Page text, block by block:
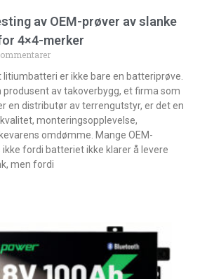
av OEM-prøver av slanke
4×4-merker
litiumbatteri er ikke bare en batteriprøve.
produsent av takoverbygg, et firma som
en distributør av terrengutstyr, er det en
monteringsopplevelse,
omdømme. Mange OEM-
fordi batteriet ikke klarer å levere
men fordi